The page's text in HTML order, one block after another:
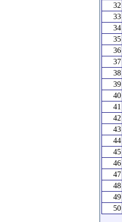
32
33
34
35
36
37
38
39
40
41
42
43
44
45
46
47
48
49
50